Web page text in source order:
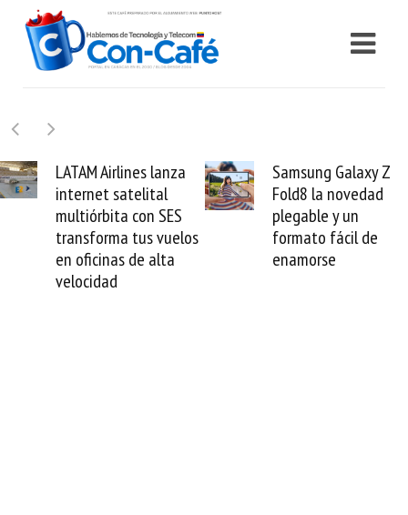
Samsung Galaxy Z
Fold8 la novedad
plegable y un
formato fácil de
enamorse
Cashea levanta 100
millones de dólares y
valida el crédito del
venezolano ante el
mundo